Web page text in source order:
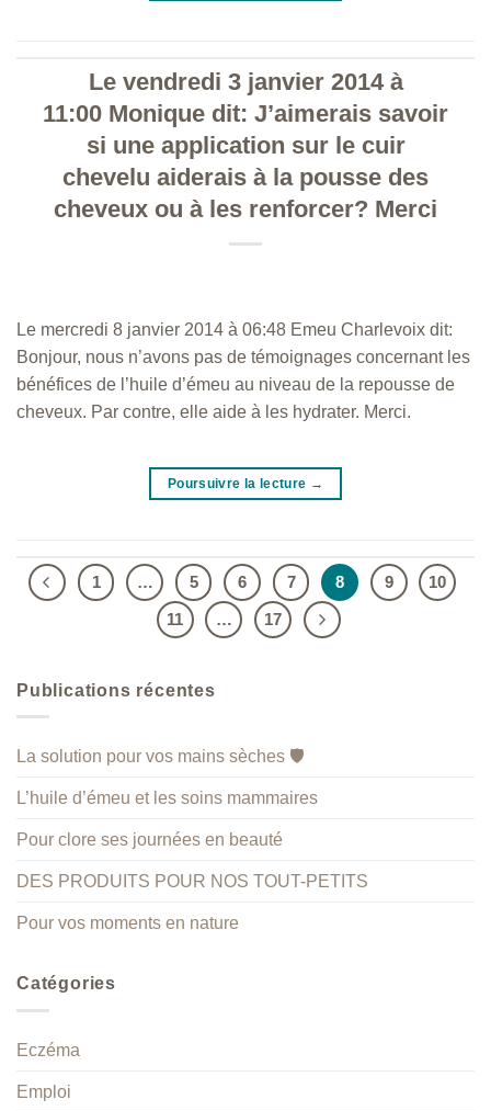
Le vendredi 3 janvier 2014 à
11:00 Monique dit: J’aimerais savoir
si une application sur le cuir
chevelu aiderais à la pousse des
cheveux ou à les renforcer? Merci
Le mercredi 8 janvier 2014 à 06:48 Emeu Charlevoix dit:
Bonjour, nous n’avons pas de témoignages concernant les
bénéfices de l’huile d’émeu au niveau de la repousse de
cheveux. Par contre, elle aide à les hydrater. Merci.
Poursuivre la lecture →
1 … 5 6 7 8 9
10
11
… 17
Publications récentes
La solution pour vos mains sèches 🛡️
L’huile d’émeu et les soins mammaires
Pour clore ses journées en beauté
DES PRODUITS POUR NOS TOUT-PETITS
Pour vos moments en nature
Catégories
Eczéma
Emploi